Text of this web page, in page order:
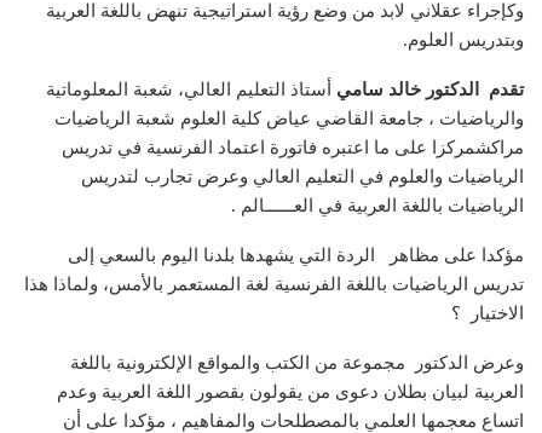
وكإجراء عقلاني لابد من وضع رؤية استراتيجية تنهض باللغة العربية
وبتدريس العلوم.
تقدم الدكتور خالد سامي
أستاذ التعليم العالي، شعبة المعلوماتية
والرياضيات ، جامعة القاضي عياض كلية العلوم شعبة الرياضيات
مراكشمركزا على ما اعتبره فاتورة اعتماد الفرنسية في تدريس
الرياضيات والعلوم في التعليم العالي وعرض تجارب لتدريس
الرياضيات باللغة العربية في العــــــالم .
مؤكدا على مظاهر الردة التي يشهدها بلدنا اليوم بالسعي إلى
تدريس الرياضيات باللغة الفرنسية لغة المستعمر بالأمس، ولماذا هذا
الاختيار ؟
وعرض الدكتور مجموعة من الكتب والمواقع الإلكترونية باللغة
العربية لبيان بطلان دعوى من يقولون بقصور اللغة العربية وعدم
اتساع معجمها العلمي بالمصطلحات والمفاهيم ، مؤكدا على أن